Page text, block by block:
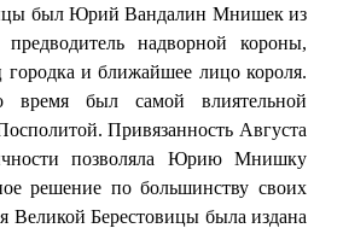
был Юрий Вандалин Мнишек из
надворной короны,
городка и ближайшее лицо короля.
был самой влиятельной
Привязанность Августа
позволяла Юрию Мнишку
решение по большинству своих
Великой Берестовицы была издана